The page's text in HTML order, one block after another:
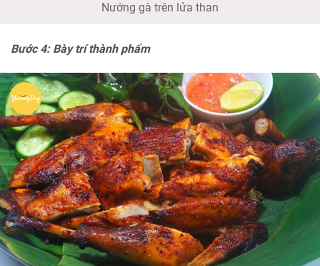
Nướng gà trên lửa than
Bước 4: Bày trí thành phẩm